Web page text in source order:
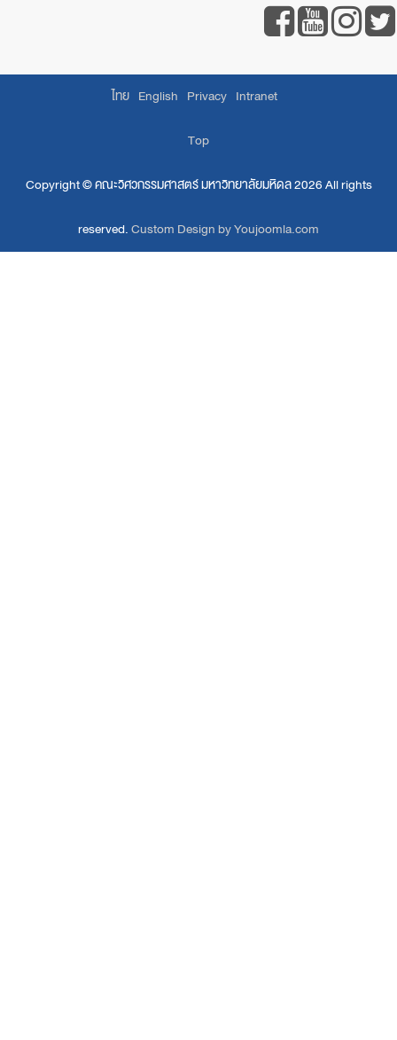
ไทย English Privacy Intranet
Top
Copyright ©คณะวิศวกรรมศาสตร์ มหาวิทยาลัยมหิดล2026 All rights
reserved.Custom Design by Youjoomla.com